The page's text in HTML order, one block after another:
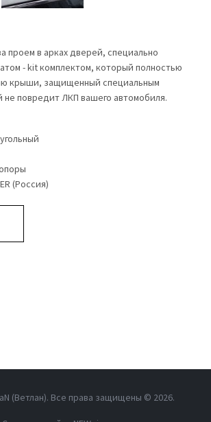
проем в арках дверей, специально
- kit комплектом, который полностью
крыши, защищенный специальным
повредит ЛКП вашего автомобиля.
(Россия)
(Ветлан). Все права защищены © 2026.